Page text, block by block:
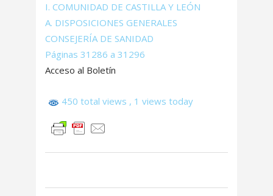
I. COMUNIDAD DE CASTILLA Y LEÓN
A. DISPOSICIONES GENERALES
CONSEJERÍA DE SANIDAD
Páginas 31286 a 31296
Acceso al Boletín
450 total views , 1 views today